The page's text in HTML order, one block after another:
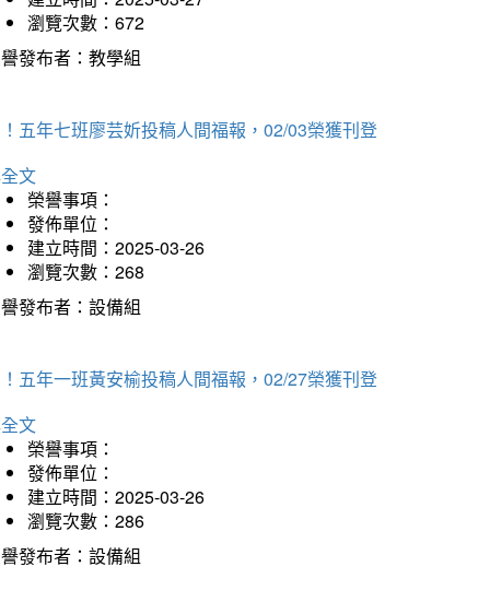
瀏覽次數：672
發布者：教學組
五年七班廖芸妡投稿人間福報，02/03榮獲刊登
文
榮譽事項：
發佈單位：
建立時間：2025-03-26
瀏覽次數：268
發布者：設備組
五年一班黃安榆投稿人間福報，02/27榮獲刊登
文
榮譽事項：
發佈單位：
建立時間：2025-03-26
瀏覽次數：286
發布者：設備組